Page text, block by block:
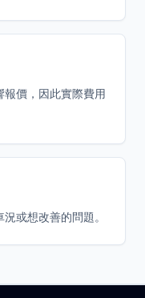
價，因此實際費用
或想改善的問題。